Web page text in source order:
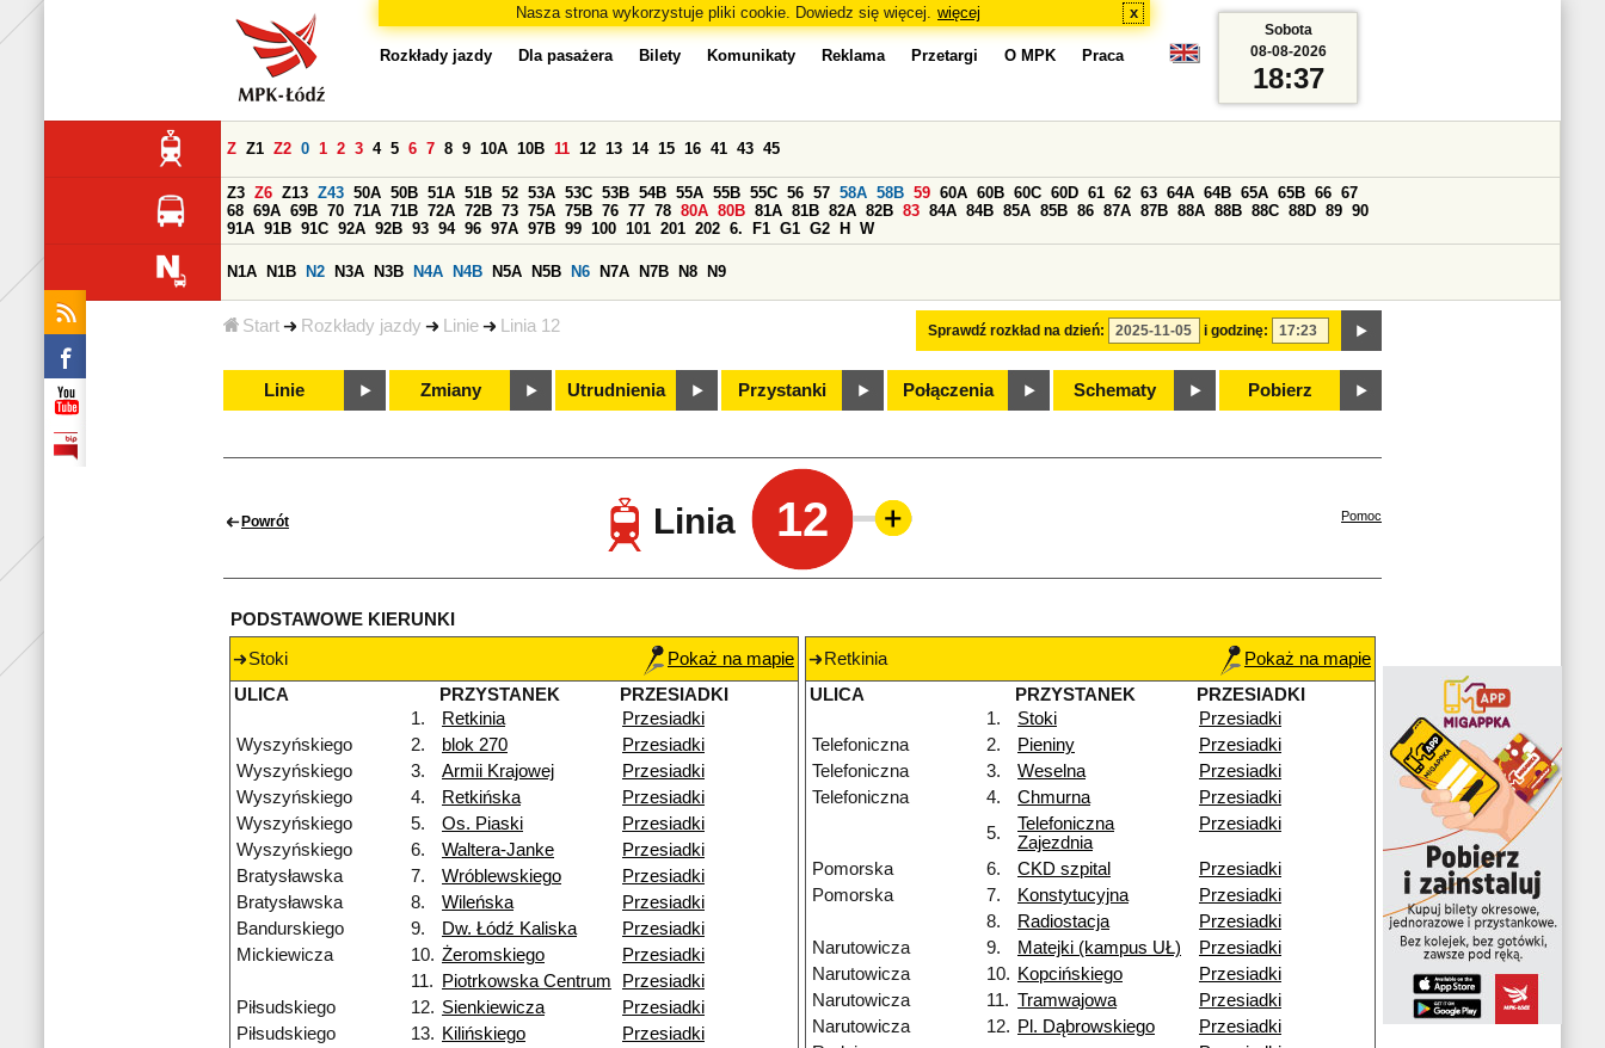
Nasza strona wykorzystuje pliki cookie. Dowiedz się więcej. więcej x
Start Rozkłady jazdy Linie Linia 12
Rozkłady jazdy Dla pasażera Bilety Komunikaty Reklama Przetargi O MPK Praca
Sprawdź rozkład na dzień: i godzinę:
Z Z1 Z2 0 1 2 3 4 5 6 7 8 9 10A 10B 11 12 13 14 15 16 41 43 45
Z3 Z6 Z13 Z43 50A 50B 51A 51B 52 53A 53C 53B 54B 55A 55B 55C 56 57 58A 58B 59 60A 60B 60C 60D 61 62 63 64A 64B 65A 65B 66 67
68 69A 69B 70 71A 71B 72A 72B 73 75A 75B 76 77 78 80A 80B 81A 81B 82A 82B 83 84A 84B 85A 85B 86 87A 87B 88A 88B 88C 88D 89 90
91A 91B 91C 92A 92B 93 94 96 97A 97B 99 100 101 201 202 6. F1 G1 G2 H W
N1A N1B N2 N3A N3B N4A N4B N5A N5B N6 N7A N7B N8 N9
Linie Zmiany Utrudnienia Przystanki Połączenia Schematy Pobierz
Sobota
08-08-2026
18:37
Powrót Linia 12 Pomoc
PODSTAWOWE KIERUNKI
Stoki
Pokaż na mapie
ULICA
PRZYSTANEK
PRZESIADKI
1.
Retkinia
Przesiadki
Wyszyńskiego
2. blok 270
Przesiadki
Wyszyńskiego
3. Armii Krajowej
Przesiadki
Wyszyńskiego
4. Retkińska
Przesiadki
Wyszyńskiego
5. Os. Piaski
Przesiadki
Wyszyńskiego
6. Waltera-Janke
Przesiadki
Bratysławska
7. Wróblewskiego
Przesiadki
Bratysławska
8. Wileńska
Przesiadki
Bandurskiego
9. Dw. Łódź Kaliska
Przesiadki
Mickiewicza
10. Żeromskiego
Przesiadki
11.
Piotrkowska Centrum
Przesiadki
Piłsudskiego
12. Sienkiewicza
Przesiadki
Piłsudskiego
13. Kilińskiego
Przesiadki
Retkinia
Pokaż na mapie
ULICA
PRZYSTANEK
PRZESIADKI
1.
Stoki
Przesiadki
Telefoniczna
2. Pieniny
Przesiadki
Telefoniczna
3. Weselna
Przesiadki
Telefoniczna
4. Chmurna
Przesiadki
5.
Telefoniczna
Zajezdnia
Przesiadki
Pomorska 6. CKD szpital
Przesiadki
Pomorska
7. Konstytucyjna
Przesiadki
8.
Radiostacja
Przesiadki
Narutowicza
9. Matejki (kampus UŁ)
Przesiadki
Narutowicza
10. Kopcińskiego
Przesiadki
Narutowicza
11. Tramwajowa
Przesiadki
Narutowicza
12. Pl. Dąbrowskiego
Przesiadki